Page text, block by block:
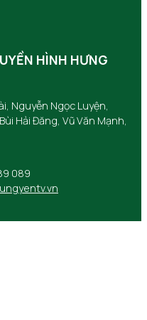
HÌNH HƯNG
Nguyễn Ngọc Luyện,
Hải Đăng, Vũ Văn Mạnh,
089